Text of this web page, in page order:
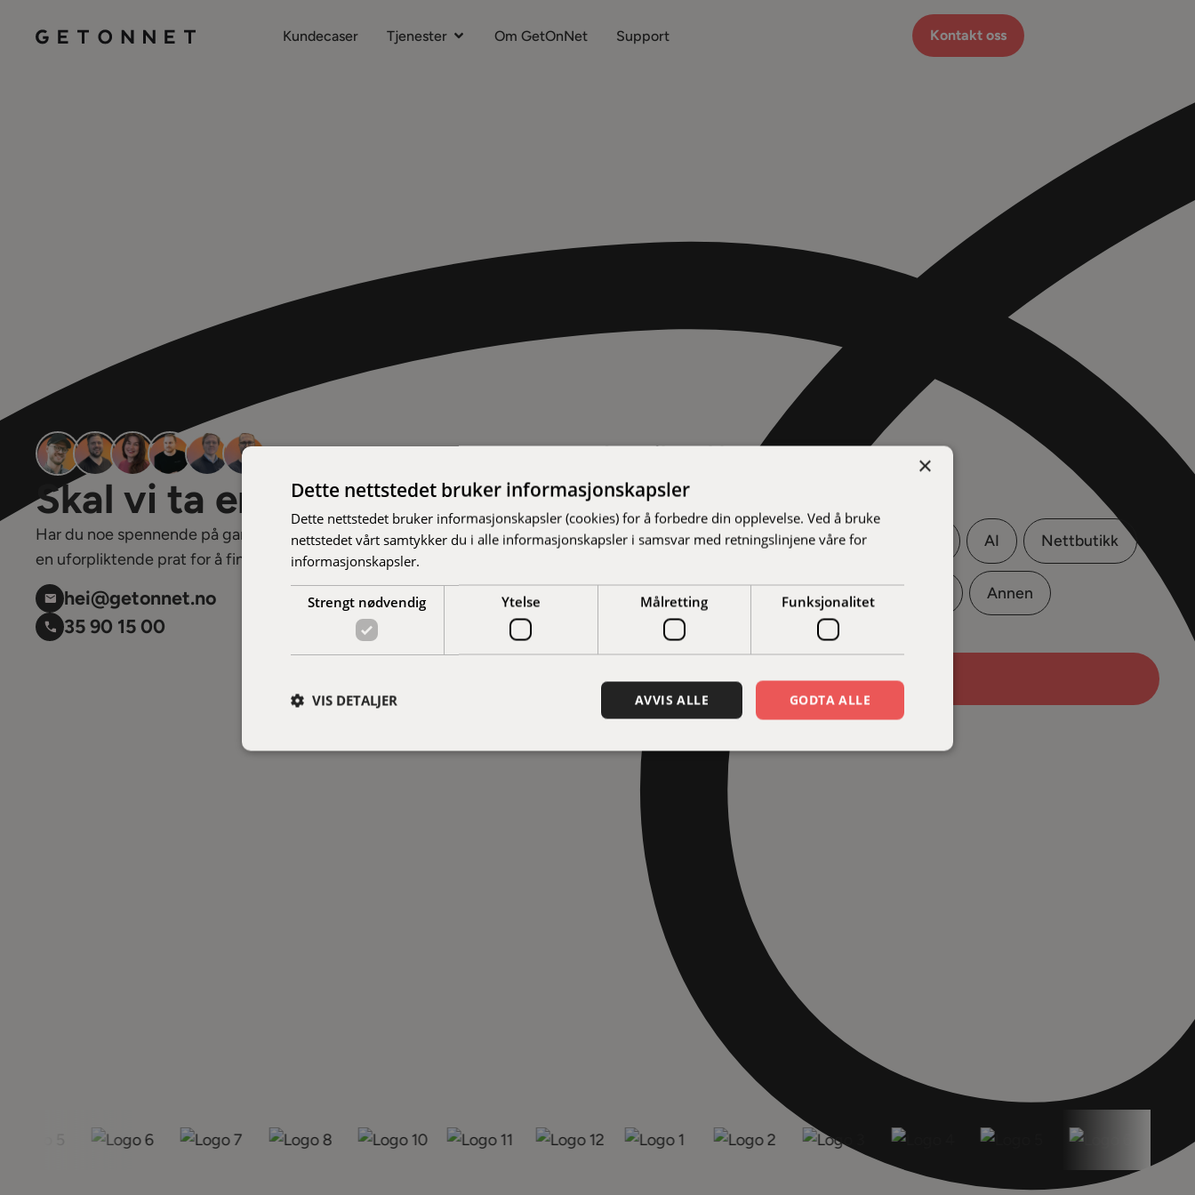
Kundecaser Tjenester Om GetOnNet Support Kontakt oss
Skal vi ta en prat?
Har du noe spennende på gang? Vi elsker utfordringer og hårete mål – la oss ta
en uforpliktende prat for å finne ut om vi kan hjelpe.
hei@getonnet.no
35 90 15 00
Jeg vil snakke om...
Du kan velge flere.
Nettside Webutvikling Apputvikling AI Nettbutikk
Annonsering Branding UX/UI Design Annen
Neste
×
Dette nettstedet bruker informasjonskapsler
Dette nettstedet bruker informasjonskapsler (cookies) for å forbedre din opplevelse. Ved å bruke
nettstedet vårt samtykker du i alle informasjonskapsler i samsvar med retningslinjene våre for
informasjonskapsler.
Strengt nødvendig Ytelse Målretting Funksjonalitet
GODTA ALLE
AVVIS ALLE
VIS DETALJER